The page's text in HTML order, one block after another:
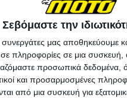
Σεβόμαστε την
συνεργάτες μας αποθηκεύουμε
πληροφορίες σε μια
προσωπικά δεδομένα,
και προσαρμοσμένες
από μια συσκευή για
καθώς μέχρι σήμερα
DARK SIDE OF JAPAN
10. Κι αν ξεχάσουμε τι
στα (ελάχιστα)
στα τελευταία
μάλλον γέρνει υπέρ